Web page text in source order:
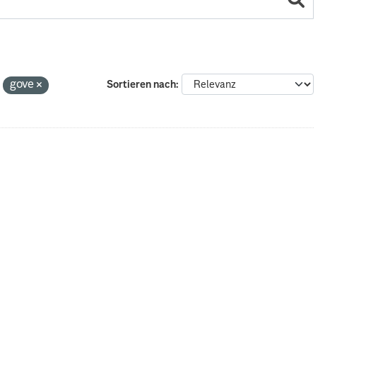
Sortieren nach
gove